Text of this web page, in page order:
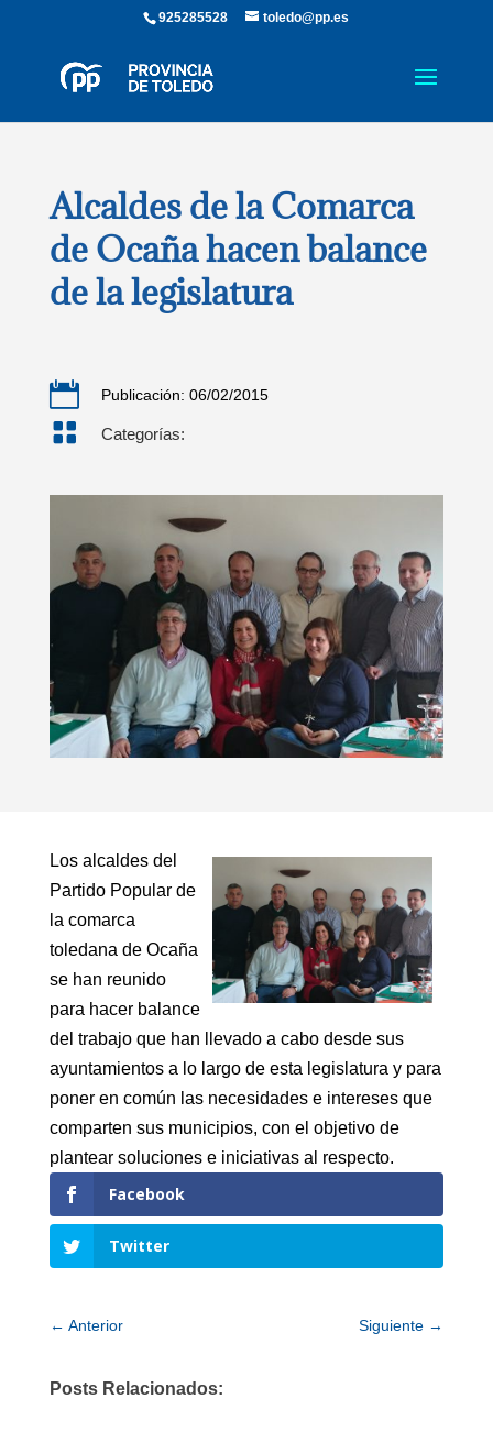
925285528 toledo@pp.es
Alcaldes de la Comarca
de Ocaña hacen balance
de la legislatura
 Publicación: 06/02/2015
 Categorías:
Los alcaldes del
Partido Popular de
la comarca
toledana de Ocaña
se han reunido
para hacer balance
del trabajo que han llevado a cabo desde sus
ayuntamientos a lo largo de esta legislatura y para
poner en común las necesidades e intereses que
comparten sus municipios, con el objetivo de
plantear soluciones e iniciativas al respecto.
Facebook
Twitter
← Anterior Siguiente →
Posts Relacionados: